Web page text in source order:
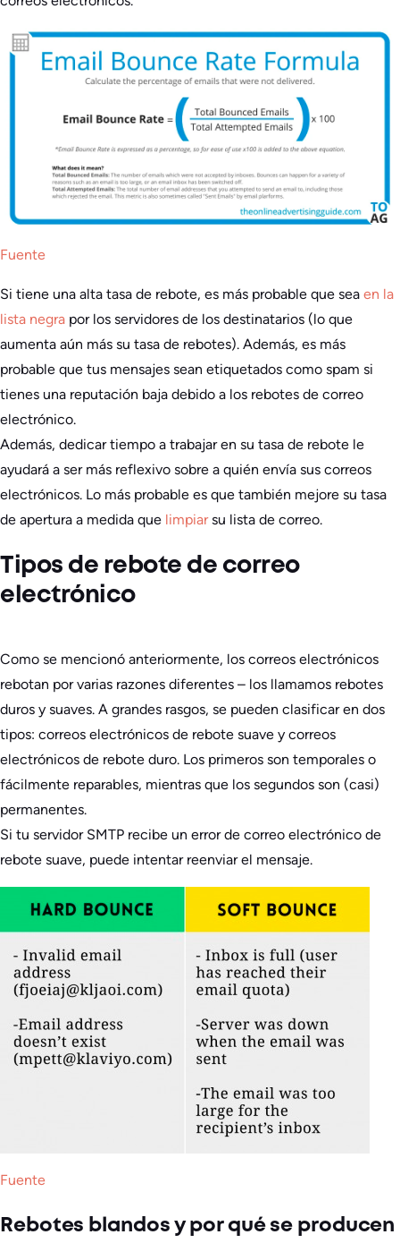
Fuente
Si tiene una alta tasa de rebote, es más probable que sea en la
lista negra por los servidores de los destinatarios (lo que
aumenta aún más su tasa de rebotes). Además, es más
probable que tus mensajes sean etiquetados como spam si
tienes una reputación baja debido a los rebotes de correo
electrónico.
Además, dedicar tiempo a trabajar en su tasa de rebote le
ayudará a ser más reflexivo sobre a quién envía sus correos
electrónicos. Lo más probable es que también mejore su tasa
de apertura a medida que limpiarsu lista de correo.
Tipos de rebote de correo
electrónico
Como se mencionó anteriormente, los correos electrónicos
rebotan por varias razones diferentes – los llamamos rebotes
duros y suaves. A grandes rasgos, se pueden clasificar en dos
tipos: correos electrónicos de rebote suave y correos
electrónicos de rebote duro. Los primeros son temporales o
fácilmente reparables, mientras que los segundos son (casi)
permanentes.
Si tu servidor SMTP recibe un error de correo electrónico de
rebote suave, puede intentar reenviar el mensaje.
Fuente
Rebotes blandos y por qué se producen